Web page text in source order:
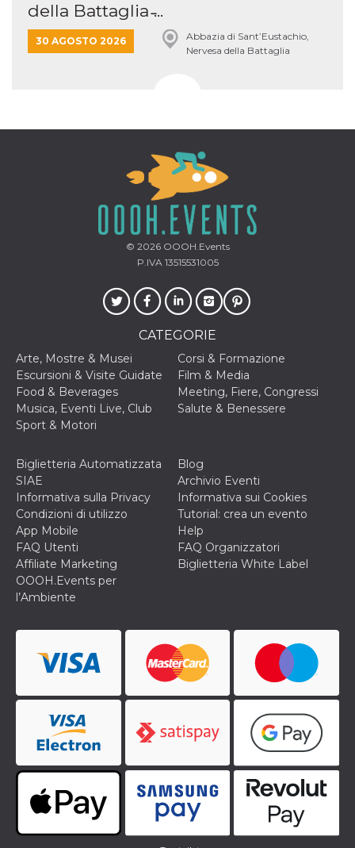
della Battaglia ̵...
30 AGOSTO 2026
Abbazia di Sant’Eustachio,
Nervesa della Battaglia
© 2026OOOH.Events
P.IVA 13515531005
CATEGORIE
Arte, Mostre & Musei
Corsi & Formazione
Escursioni & Visite Guidate
Film & Media
Food & Beverages
Meeting, Fiere, Congressi
Musica, Eventi Live, Club
Salute & Benessere
Sport & Motori
Biglietteria Automatizzata
SIAE
Blog
Archivio Eventi
Informativa sulla Privacy
Informativa sui Cookies
Condizioni di utilizzo
Tutorial: crea un evento
App Mobile
Help
FAQ Utenti
FAQ Organizzatori
Affiliate Marketing
Biglietteria White Label
OOOH.Events per
l’Ambiente